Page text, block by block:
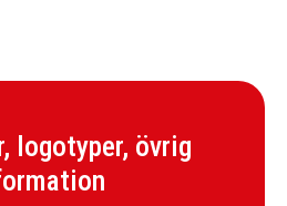
logotyper, övrig